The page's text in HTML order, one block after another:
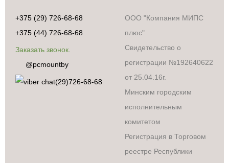
+375 (29) 726-68-68
+375 (44) 726-68-68
Заказать звонок.
@pcmountby
(29)726-68-68
ООО "Компания МИПС
плюс"
Свидетельство о
регистрации №192640622
от 25.04.16г.
Минским городским
исполнительным
комитетом
Регистрация в Торговом
реестре Республики